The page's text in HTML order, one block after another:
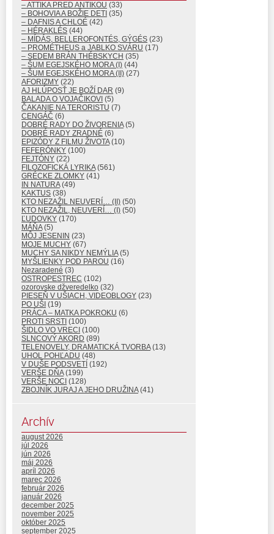
– ATTIKA PRED ANTIKOU (33)
– BOHOVIA A BOŽIE DETI (35)
– DAFNIS A CHLOÉ (42)
– HÉRAKLÉS (44)
– MÍDÁS, BELLEROFONTÉS, GÝGÉS (23)
– PROMÉTHEUS a JABLKO SVÁRU (17)
– SEDEM BRÁN THÉBSKYCH (35)
– ŠUM EGEJSKÉHO MORA (I) (44)
– ŠUM EGEJSKÉHO MORA (II) (27)
AFORIZMY (22)
AJ HLÚPOSŤ JE BOŽÍ DAR (9)
BALADA O VOJAČIKOVI (5)
ČAKANIE NA TERORISTU (7)
CENGÁČ (6)
DOBRÉ RADY DO ŽIVORENIA(5)
DOBRÉ RADY ZRADNÉ (6)
EPIZÓDY Z FILMU ŽIVOTA(10)
FEFERÓNKY (100)
FEJTÓNY (22)
FILOZOFICKÁ LYRIKA(561)
GRÉCKE ZLOMKY (41)
IN NATURA(49)
KAKTUS (38)
KTO NEZAŽIL NEUVERÍ… (II) (50)
KTO NEZAŽIL, NEUVERÍ… (I) (50)
ĽUDOVKY (170)
MÁŇA(5)
MÔJ JESENIN (23)
MOJE MUCHY (67)
MUCHY SA NIKDY NEMÝLIA(5)
MYŠLIENKY POD PAROU (16)
Nezaradené (3)
OSTROPESTREC (102)
ozorovske džveredelko (32)
PIESEŇ V UŠIACH, VIDEOBLOGY (23)
PO UŠI (19)
PRÁCA – MATKA POKROKU (6)
PROTI SRSTI (100)
ŠIDLO VO VRECI (100)
SLNCOVÝ AKORD (89)
TELENOVELY, DRAMATICKÁ TVORBA(13)
UHOL POHĽADU (48)
V DUŠE PODSVETÍ (192)
VERŠE DŇA(199)
VERŠE NOCI (128)
ZBOJNÍK JURAJ A JEHO DRUŽINA(41)
Archív
august 2026
júl 2026
jún 2026
máj 2026
apríl 2026
marec 2026
február 2026
január 2026
december 2025
november 2025
október 2025
september 2025